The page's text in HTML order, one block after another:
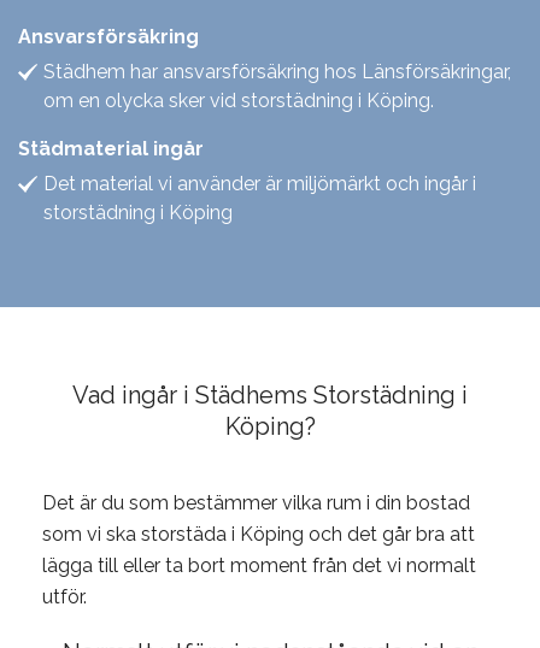
Ansvarsförsäkring
Städhem har ansvarsförsäkring hos Länsförsäkringar,
om en olycka sker vid storstädning i Köping.
Städmaterial ingår
Det material vi använder är miljömärkt och ingår i
storstädning i Köping
Vad ingår i Städhems Storstädning i
Köping?
Det är du som bestämmer vilka rum i din bostad
som vi ska storstäda i Köping och det går bra att
lägga till eller ta bort moment från det vi normalt
utför.